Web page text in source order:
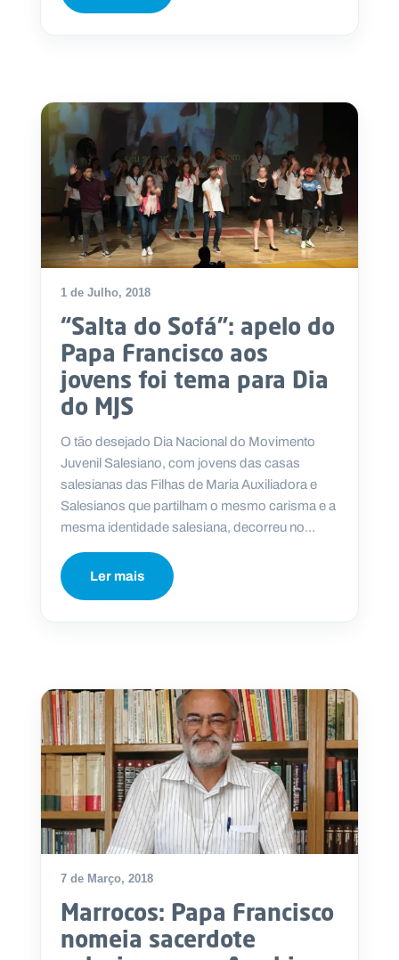
1 de Julho, 2018
“Salta do Sofá”: apelo do
Papa Francisco aos
jovens foi tema para Dia
do MJS
​O tão desejado Dia Nacional do Movimento
Juvenil Salesiano, com jovens das casas
salesianas das Filhas de Maria Auxiliadora e
Salesianos que partilham o mesmo carisma e a
mesma identidade salesiana, decorreu no...
Ler mais
7 de Março, 2018
Marrocos: Papa Francisco
nomeia sacerdote